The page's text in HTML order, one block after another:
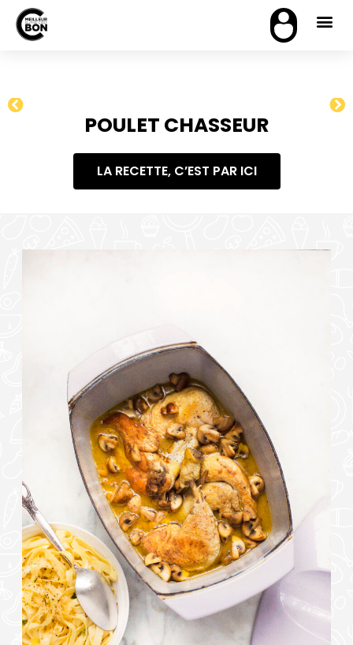
POULET CHASSEUR
LA RECETTE, C’EST PAR ICI